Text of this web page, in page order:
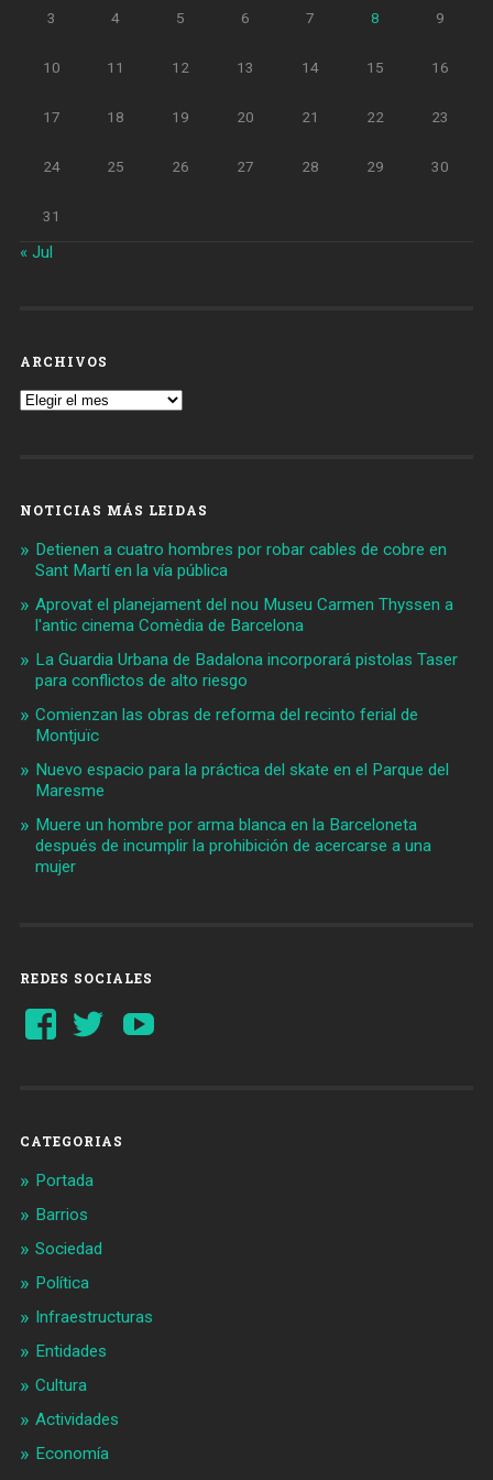
3 4 5 6 7 8 9
10 11 12 13 14 15 16
17 18 19 20 21 22 23
24 25 26 27 28 29 30
31
« Jul
ARCHIVOS
Archivos
NOTICIAS MÁS LEIDAS
Detienen a cuatro hombres por robar cables de cobre en
Sant Martí en la vía pública
Aprovat el planejament del nou Museu Carmen Thyssen a
l'antic cinema Comèdia de Barcelona
La Guardia Urbana de Badalona incorporará pistolas Taser
para conflictos de alto riesgo
Comienzan las obras de reforma del recinto ferial de
Montjuïc
Nuevo espacio para la práctica del skate en el Parque del
Maresme
Muere un hombre por arma blanca en la Barceloneta
después de incumplir la prohibición de acercarse a una
mujer
REDES SOCIALES
Ver
perfil
Ver
perfil
CATEGORIAS
Portada
Barrios
Sociedad
Política
Infraestructuras
Entidades
Cultura
Actividades
Economía